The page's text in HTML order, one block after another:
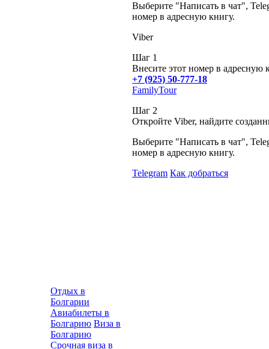
Выберите "Написать в чат",
номер в адресную книгу.
Viber
Шаг 1
Внесите этот номер в адресную
+7 (925) 50-777-18
FamilyTour
Шаг 2
Откройте Viber, найдите
Выберите "Написать в чат",
номер в адресную книгу.
Telegram Как добраться
Отдых в
Болгарии
Авиабилеты в
Болгарию Виза в
Болгарию
Срочная виза в